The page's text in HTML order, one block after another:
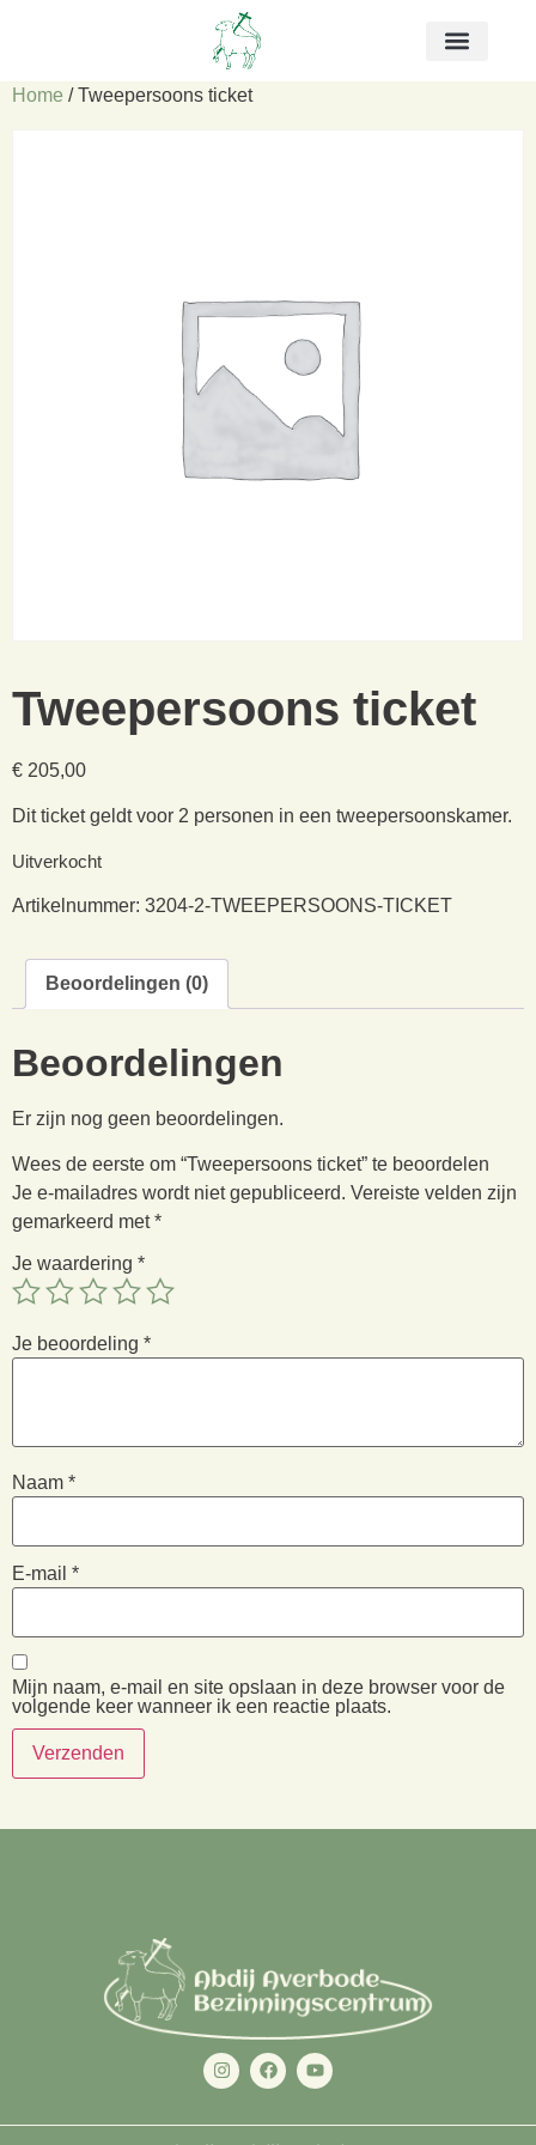
Home / Tweepersoons ticket
Tweepersoons ticket
€ 205,00
Dit ticket geldt voor 2 personen in een tweepersoonskamer.
Uitverkocht
Artikelnummer: 3204-2-TWEEPERSOONS-TICKET
Beoordelingen (0)
Beoordelingen
Er zijn nog geen beoordelingen.
Wees de eerste om “Tweepersoons ticket” te beoordelen
Je e-mailadres wordt niet gepubliceerd. Vereiste velden zijn
gemarkeerd met*
Je waardering *
Je beoordeling *
Naam *
E-mail *
Mijn naam, e-mail en site opslaan in deze browser voor de
volgende keer wanneer ik een reactie plaats.